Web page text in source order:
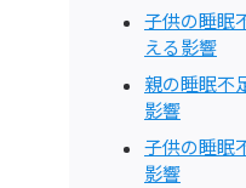
子供の睡眠
える影響
親の睡眠不
影響
子供の睡眠
影響